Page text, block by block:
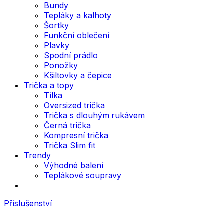
Bundy
Tepláky a kalhoty
Šortky
Funkční oblečení
Plavky
Spodní prádlo
Ponožky
Kšiltovky a čepice
Trička a topy
Tílka
Oversized trička
Trička s dlouhým rukávem
Černá trička
Kompresní trička
Trička Slim fit
Trendy
Výhodné balení
Teplákové soupravy
Příslušenství